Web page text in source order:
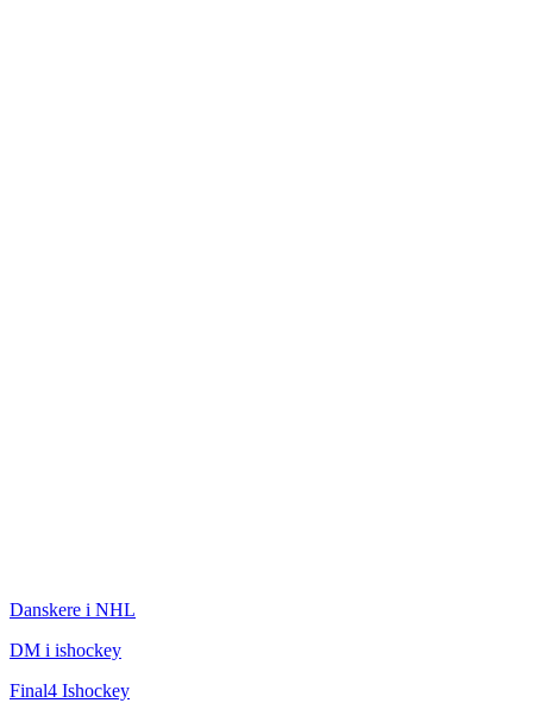
Danskere i NHL
DM i ishockey
Final4 Ishockey